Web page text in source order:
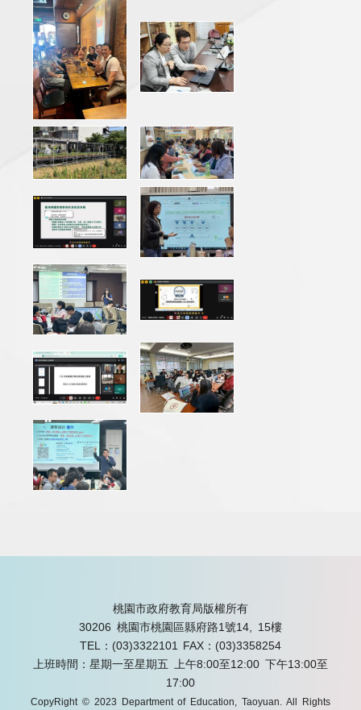
桃園市政府教育局版權所有
30206 桃園市桃園區縣府路1號14, 15樓
TEL：(03)3322101
FAX：(03)3358254
上班時間：星期一至星期五 上午8:00至12:00 下午13:00至
17:00
CopyRight © 2023 Department of Education, Taoyuan. All Rights